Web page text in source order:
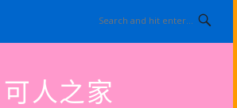
可人之家